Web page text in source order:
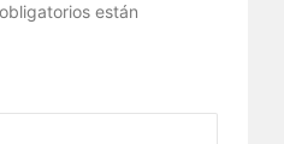
están